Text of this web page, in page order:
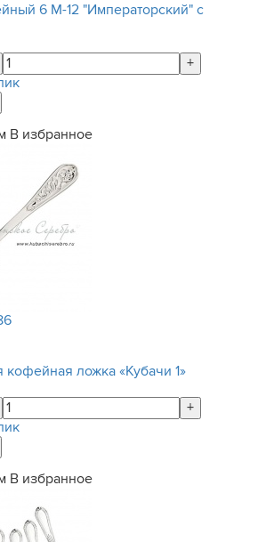
6 М-12 "Императорский" с
+
В избранное
ложка «Кубачи 1»
+
В избранное